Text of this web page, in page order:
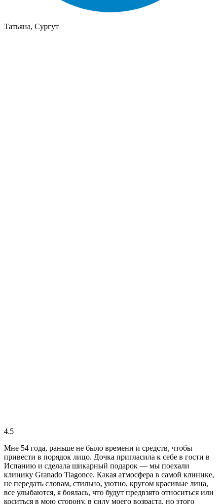
Татьяна, Сургут
4.5
Мне 54 года, раньше не было времени и средств, чтобы
привести в порядок лицо. Дочка пригласила к себе в гости в
Испанию и сделала шикарный подарок — мы поехали
клинику Granado Tiagonce. Какая атмосфера в самой клинике,
не передать словам, стильно, уютно, кругом красивые лица,
все улыбаются, я боялась, что будут предвзято относиться или
коситься в мою сторону, в силу моего возраста, но этого